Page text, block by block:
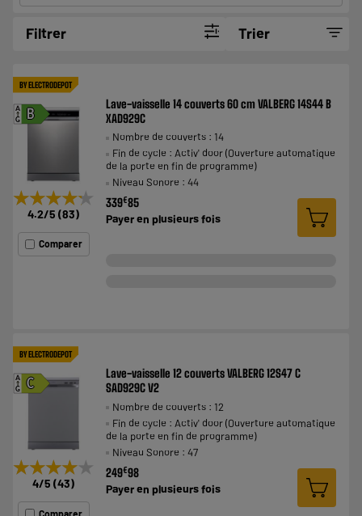
Filtrer Trier
BY ELECTRODEPOT
B
A
G
★★★★★
★★★★★
4.2/5 (83)
Comparer
Lave-vaisselle 14 couverts 60 cm VALBERG 14S44 B
XAD929C
Nombre de couverts : 14
Fin de cycle : Activ' door (Ouverture automatique
de la porte en fin de programme)
Niveau Sonore : 44
339€85
Payer en plusieurs fois
BY ELECTRODEPOT
C
A
G
★★★★★
★★★★★
4/5 (43)
Comparer
Lave-vaisselle 12 couverts VALBERG 12S47 C
SAD929C V2
Nombre de couverts : 12
Fin de cycle : Activ' door (Ouverture automatique
de la porte en fin de programme)
Niveau Sonore : 47
249€98
Payer en plusieurs fois